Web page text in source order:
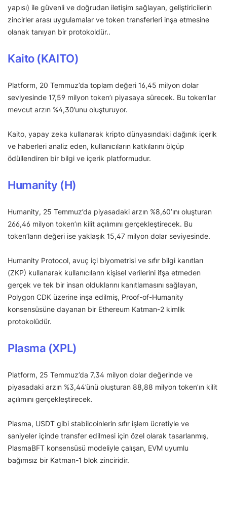
yapısı) ile güvenli ve doğrudan iletişim sağlayan, geliştiricilerin
zincirler arası uygulamalar ve token transferleri inşa etmesine
olanak tanıyan bir protokoldür..
Kaito (KAITO)
Platform, 20 Temmuz’da toplam değeri 16,45 milyon dolar
seviyesinde 17,59 milyon token’ı piyasaya sürecek. Bu token’lar
mevcut arzın %4,30’unu oluşturuyor.
Kaito, yapay zeka kullanarak kripto dünyasındaki dağınık içerik
ve haberleri analiz eden, kullanıcıların katkılarını ölçüp
ödüllendiren bir bilgi ve içerik platformudur.
Humanity (H)
Humanity, 25 Temmuz’da piyasadaki arzın %8,60’ını oluşturan
266,46 milyon token’ın kilit açılımını gerçekleştirecek. Bu
token’ların değeri ise yaklaşık 15,47 milyon dolar seviyesinde.
Humanity Protocol, avuç içi biyometrisi ve sıfır bilgi kanıtları
(ZKP) kullanarak kullanıcıların kişisel verilerini ifşa etmeden
gerçek ve tek bir insan olduklarını kanıtlamasını sağlayan,
Polygon CDK üzerine inşa edilmiş, Proof-of-Humanity
konsensüsüne dayanan bir Ethereum Katman-2 kimlik
protokolüdür.
Plasma (XPL)
Platform, 25 Temmuz’da 7,34 milyon dolar değerinde ve
piyasadaki arzın %3,44’ünü oluşturan 88,88 milyon token’ın kilit
açılımını gerçekleştirecek.
Plasma, USDT gibi stabilcoinlerin sıfır işlem ücretiyle ve
saniyeler içinde transfer edilmesi için özel olarak tasarlanmış,
PlasmaBFT konsensüsü modeliyle çalışan, EVM uyumlu
bağımsız bir Katman-1 blok zinciridir.